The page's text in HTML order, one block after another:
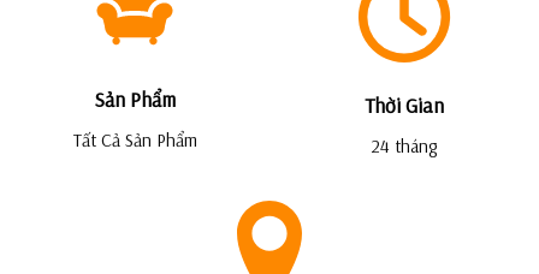
Sản Phẩm
Tất Cả Sản Phẩm
Thời Gian
24 tháng